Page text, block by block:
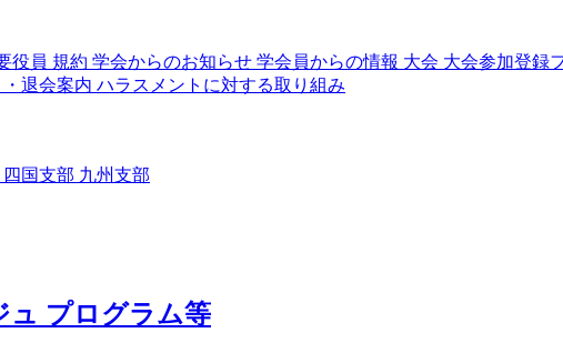
役員 規約 学会からのお知らせ 学会員からの情報 大会 大会参加登録
退会案内 ハラスメントに対する取り組み
国支部 九州支部
ュ プログラム等